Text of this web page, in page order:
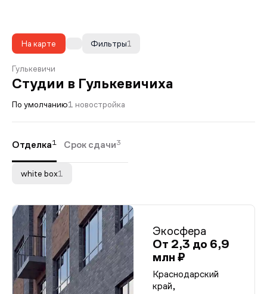
На карте 1
Фильтры
Гулькевичи
Студии в Гулькевичиха
По умолчанию1 новостройка
Отделка1 Срок сдачи3
white box1
Экосфера
От 2,3 до 6,9
млн ₽
Краснодарский
край,